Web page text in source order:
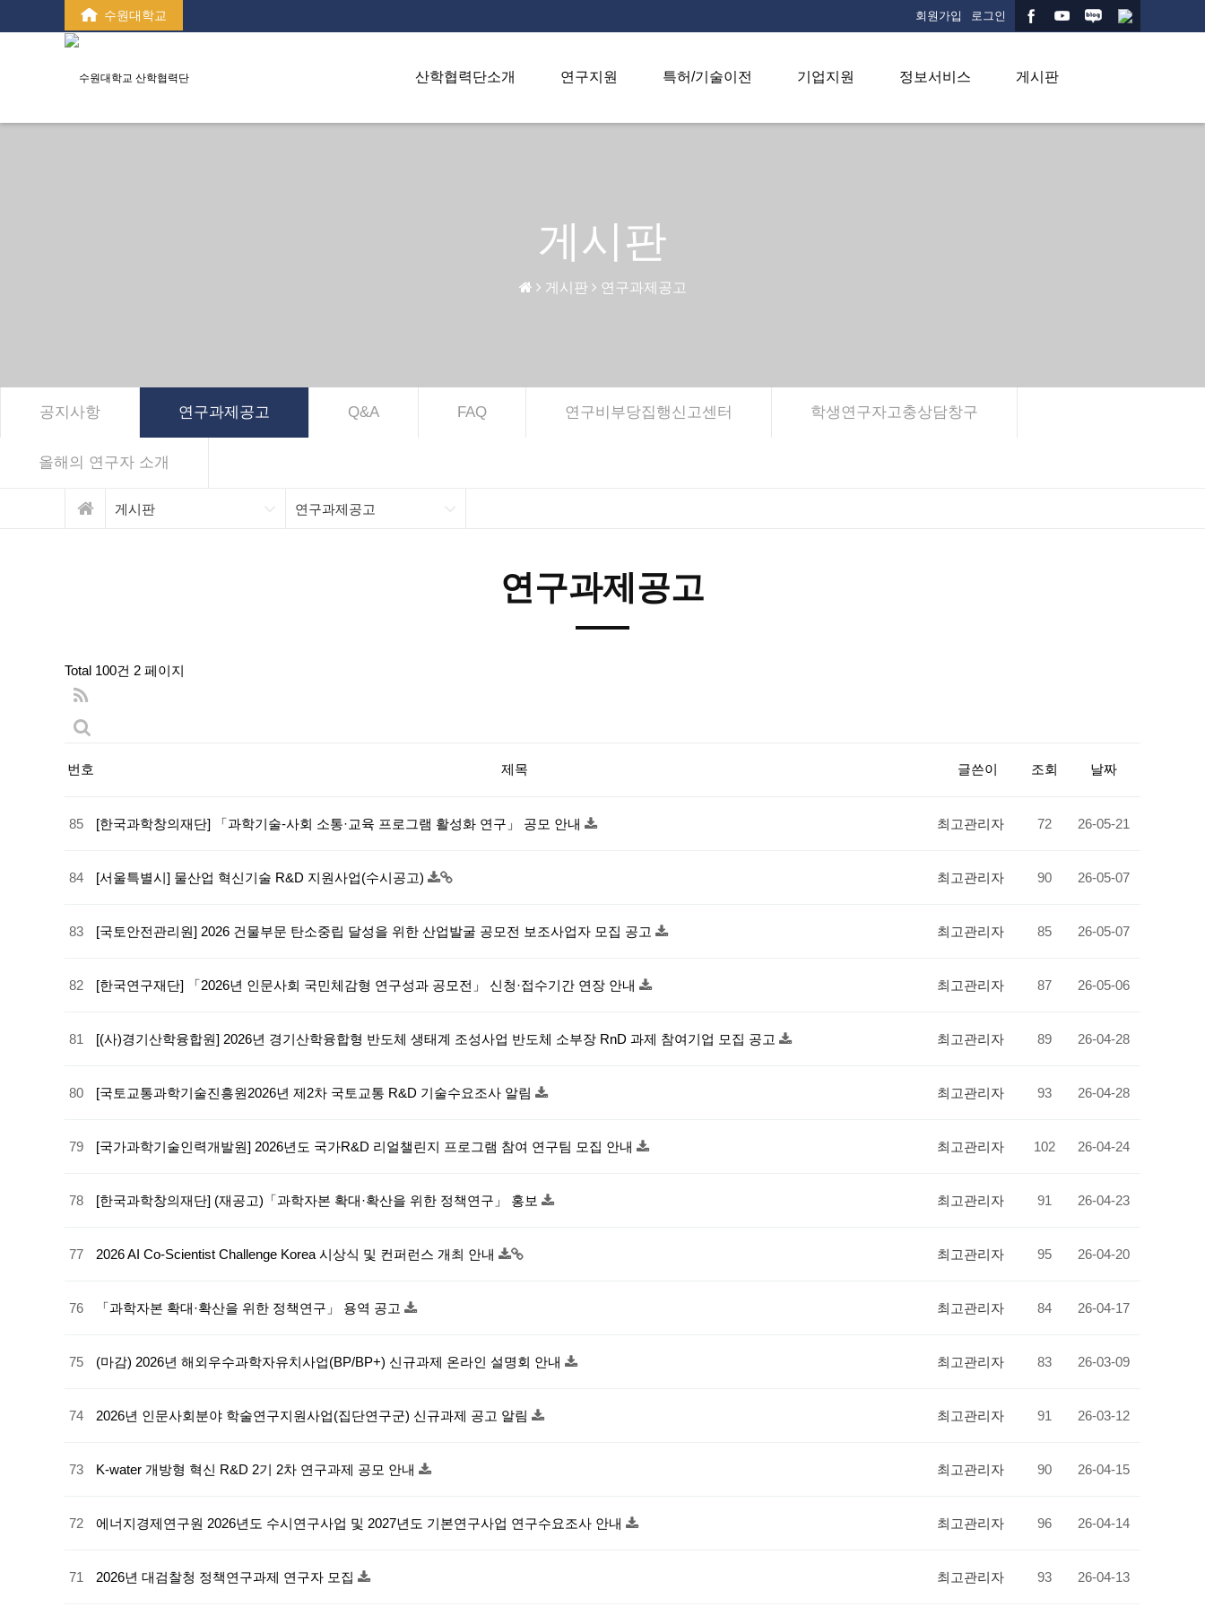
수원대학교 회원가입 로그인
산학협력단소개 연구지원 특허/기술이전 기업지원 정보서비스 게시판
게시판
게시판 연구과제공고
공지사항 연구과제공고 Q&A FAQ 연구비부당집행신고센터 학생연구자고충상담창구
올해의 연구자 소개
게시판 연구과제공고
연구과제공고
Total 100건 2 페이지
번호 제목 글쓴이 조회 날짜
85 [한국과학창의재단] 「과학기술-사회 소통·교육 프로그램 활성화 연구」 공모 안내 최고관리자 72 26-05-21
84 [서울특별시] 물산업 혁신기술 R&D 지원사업(수시공고) 최고관리자 90 26-05-07
83 [국토안전관리원] 2026 건물부문 탄소중립 달성을 위한 산업발굴 공모전 보조사업자 모집 공고 최고관리자 85 26-05-07
82 [한국연구재단] 「2026년 인문사회 국민체감형 연구성과 공모전」 신청·접수기간 연장 안내 최고관리자 87 26-05-06
81 [(사)경기산학융합원] 2026년 경기산학융합형 반도체 생태계 조성사업 반도체 소부장 RnD 과제 참여기업 모집 공고 최고관리자 89 26-04-28
80 [국토교통과학기술진흥원2026년 제2차 국토교통 R&D 기술수요조사 알림 최고관리자 93 26-04-28
79 [국가과학기술인력개발원] 2026년도 국가R&D 리얼챌린지 프로그램 참여 연구팀 모집 안내 최고관리자 102 26-04-24
78 [한국과학창의재단] (재공고)「과학자본 확대·확산을 위한 정책연구」 홍보 최고관리자 91 26-04-23
77 2026 AI Co-Scientist Challenge Korea 시상식 및 컨퍼런스 개최 안내 최고관리자 95 26-04-20
76 「과학자본 확대·확산을 위한 정책연구」 용역 공고 최고관리자 84 26-04-17
75 (마감) 2026년 해외우수과학자유치사업(BP/BP+) 신규과제 온라인 설명회 안내 최고관리자 83 26-03-09
74 2026년 인문사회분야 학술연구지원사업(집단연구군) 신규과제 공고 알림 최고관리자 91 26-03-12
73 K-water 개방형 혁신 R&D 2기 2차 연구과제 공모 안내 최고관리자 90 26-04-15
72 에너지경제연구원 2026년도 수시연구사업 및 2027년도 기본연구사업 연구수요조사 안내 최고관리자 96 26-04-14
71 2026년 대검찰청 정책연구과제 연구자 모집 최고관리자 93 26-04-13